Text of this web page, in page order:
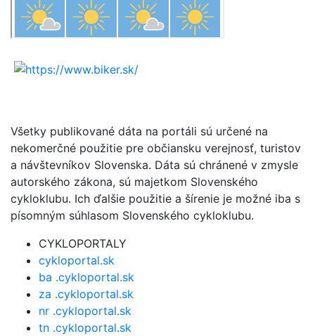
Všetky publikované dáta na portáli sú určené na
nekomerčné použitie pre občiansku verejnosť, turistov
a návštevníkov Slovenska. Dáta sú chránené v zmysle
autorského zákona, sú majetkom Slovenského
cykloklubu. Ich ďalšie použitie a šírenie je možné iba s
písomným súhlasom Slovenského cykloklubu.
CYKLOPORTALY
cykloportal.sk
ba .cykloportal.sk
za .cykloportal.sk
nr .cykloportal.sk
tn .cykloportal.sk